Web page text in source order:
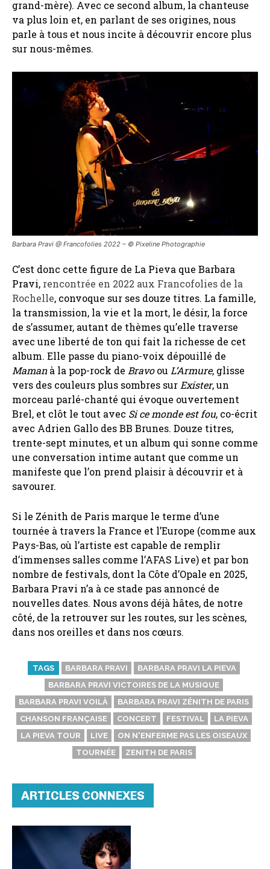
grand-mère). Avec ce second album, la chanteuse
va plus loin et, en parlant de ses origines, nous
parle à tous et nous incite à découvrir encore plus
sur nous-mêmes.
Barbara Pravi @ Francofolies 2022 – © Pixeline Photographie
C’est donc cette figure de La Pieva que Barbara
Pravi, rencontrée en 2022 aux Francofolies de la
Rochelle, convoque sur ses douze titres. La famille,
la transmission, la vie et la mort, le désir, la force
de s’assumer, autant de thèmes qu’elle traverse
avec une liberté de ton qui fait la richesse de cet
album. Elle passe du piano-voix dépouillé de
Mamanà la pop-rock de Bravoou L’Armure, glisse
vers des couleurs plus sombres sur Exister, un
morceau parlé-chanté qui évoque ouvertement
Brel, et clôt le tout avec Si ce monde est fou, co-écrit
avec Adrien Gallo des BB Brunes. Douze titres,
trente-sept minutes, et un album qui sonne comme
une conversation intime autant que comme un
manifeste que l’on prend plaisir à découvrir et à
savourer.
Si le Zénith de Paris marque le terme d’une
tournée à travers la France et l’Europe (comme aux
Pays-Bas, où l’artiste est capable de remplir
d’immenses salles comme l’AFAS Live) et par bon
nombre de festivals, dont la Côte d’Opale en 2025,
Barbara Pravi n’a à ce stade pas annoncé de
nouvelles dates. Nous avons déjà hâtes, de notre
côté, de la retrouver sur les routes, sur les scènes,
dans nos oreilles et dans nos cœurs.
TAGS BARBARA PRAVI
BARBARA PRAVI LA PIEVA
BARBARA PRAVI VICTOIRES DE LA MUSIQUE
BARBARA PRAVI VOILÀ
BARBARA PRAVI ZÉNITH DE PARIS
CHANSON FRANÇAISE
CONCERT FESTIVAL
LA PIEVA
LA PIEVA TOUR
LIVE
ON N'ENFERME PAS LES OISEAUX
TOURNÉE
ZENITH DE PARIS
ARTICLES CONNEXES